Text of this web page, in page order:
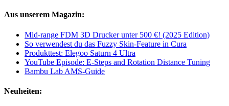
Aus unserem Magazin:
Mid-range FDM 3D Drucker unter 500 €! (2025 Edition)
So verwendest du das Fuzzy Skin-Feature in Cura
Produkttest: Elegoo Saturn 4 Ultra
YouTube Episode: E-Steps and Rotation Distance Tuning
Bambu Lab AMS-Guide
Neuheiten: